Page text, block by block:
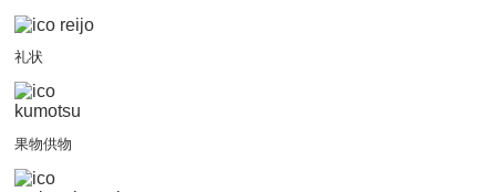
礼状
果物供物